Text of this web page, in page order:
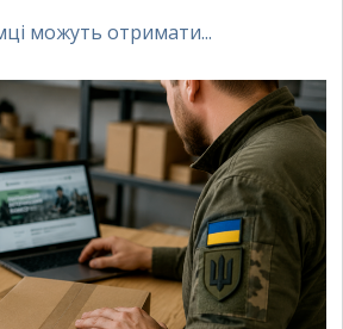
можуть отримати...